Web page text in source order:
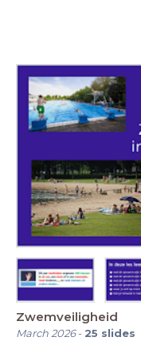
Zwemveiligheid
March 2026- 25 slides